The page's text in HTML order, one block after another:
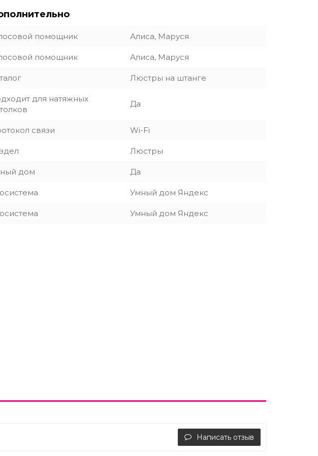
помощник Алиса, Маруся
помощник Алиса, Маруся
Люстры на штанге
для натяжных
Да
связи Wi-Fi
Люстры
дом Да
Умный дом Яндекс
Умный дом Яндекс
Написать отзыв